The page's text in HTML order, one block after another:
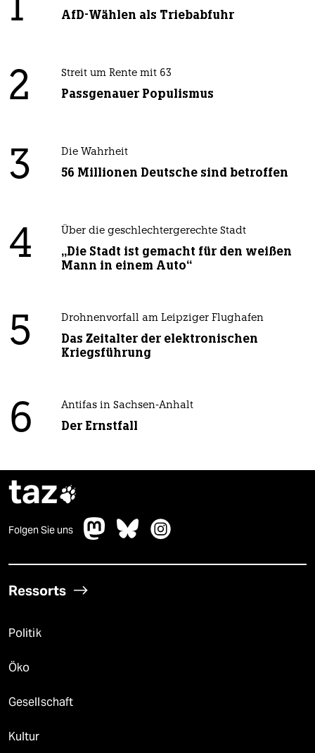
1 AfD-Wählen als Triebabfuhr
2 Streit um Rente mit 63
Passgenauer Populismus
3 Die Wahrheit
56 Millionen Deutsche sind betroffen
4 Über die geschlechtergerechte Stadt
„Die Stadt ist gemacht für den weißen
Mann in einem Auto“
5 Drohnenvorfall am Leipziger Flughafen
Das Zeitalter der elektronischen
Kriegsführung
6 Antifas in Sachsen-Anhalt
Der Ernstfall
taz
Folgen Sie uns
Ressorts
Politik
Öko
Gesellschaft
Kultur